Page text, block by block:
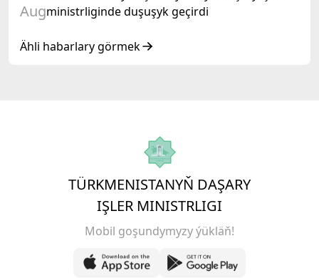
Augministrliginde duşuşyk geçirdi
Ähli habarlary görmek
TÜRKMENISTANYŇ DAŞARY
IŞLER MINISTRLIGI
Mobil goşundymyzy ýükläň!